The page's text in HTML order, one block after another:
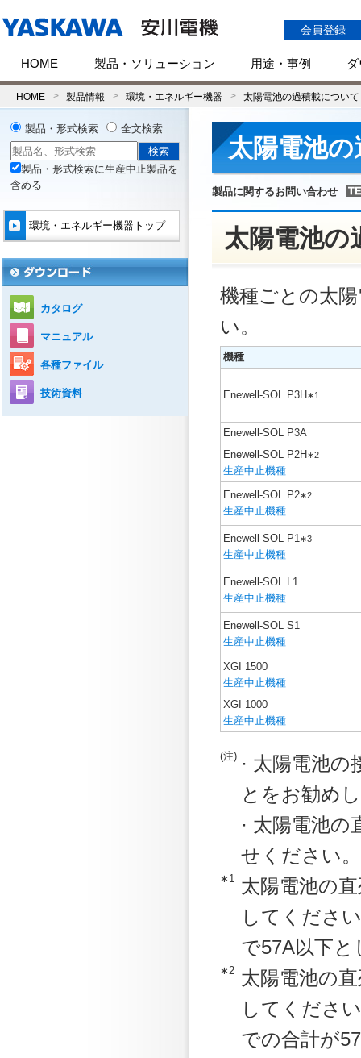
会員登録
HOME 製品・ソリューション 用途・事例
HOME 製品情報 環境・エネルギー機器 太陽電池の過積載について
太陽電池
製品に関するお問い合わせ
太陽電池の
機種ごとの太
い。
機種
Enewell-SOL P3H ∗1
Enewell-SOL P3A
Enewell-SOL P2H ∗2
生産中止機種
Enewell-SOL P2∗2
生産中止機種
Enewell-SOL P1∗3
生産中止機種
Enewell-SOL L1
生産中止機種
Enewell-SOL S1
生産中止機種
XGI 1500
生産中止機種
XGI 1000
生産中止機種
(注) · 太陽電池
とをお勧め
· 太陽電池
せください。
∗1 太陽電池の
してくださ
で57A以下
∗2 太陽電池の
してくださ
での合計が
製品・形式検索 全文検索
製品・形式検索に生産中止製品を
含める
環境・エネルギー機器トップ
カタログ
マニュアル
各種ファイル
技術資料